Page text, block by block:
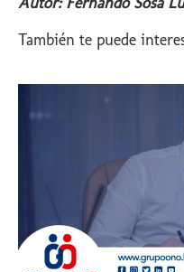
También te puede